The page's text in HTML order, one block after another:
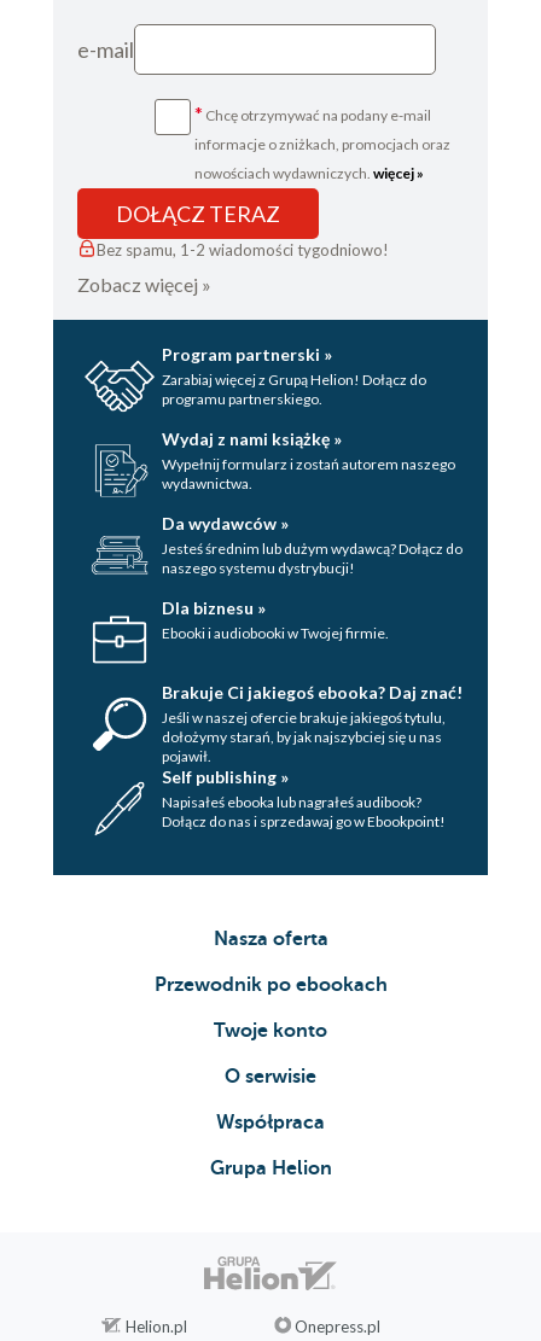
e-mail
* Chcę otrzymywać na podany e-mail
informacje o zniżkach, promocjach oraz
nowościach wydawniczych. więcej »
DOŁĄCZ TERAZ
Bez spamu, 1-2 wiadomości tygodniowo!
Zobacz więcej »
Program partnerski »
Zarabiaj więcej z Grupą Helion! Dołącz do
programu partnerskiego.
Wydaj z nami książkę »
Wypełnij formularz i zostań autorem naszego
wydawnictwa.
Da wydawców »
Jesteś średnim lub dużym wydawcą? Dołącz do
naszego systemu dystrybucji!
Dla biznesu »
Ebooki i audiobooki w Twojej firmie.
Brakuje Ci jakiegoś ebooka? Daj znać!
Jeśli w naszej ofercie brakuje jakiegoś tytulu,
dołożymy starań, by jak najszybciej się u nas
pojawił.
Self publishing »
Napisałeś ebooka lub nagrałeś audibook?
Dołącz do nas i sprzedawaj go w Ebookpoint!
Nasza oferta
Przewodnik po ebookach
Twoje konto
O serwisie
Współpraca
Grupa Helion
Helion.pl Onepress.pl